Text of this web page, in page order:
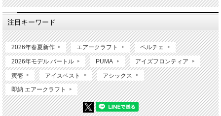
注目キーワード
2026年春夏新作 エアークラフト ペルチェ
2026年モデル バートル PUMA アイズフロンティア
寅壱 アイスベスト アシックス
即納 エアークラフト